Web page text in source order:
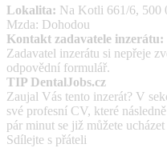
Lokalita: Na Kotli 661/6, 500
Mzda: Dohodou
Kontakt zadavatele inzerátu:
Zadavatel inzerátu si nepřeje
odpovědní formulář.
TIP DentalJobs.cz
Zaujal Vás tento inzerát? V
své profesní CV, které
pár minut se již můžete
Sdílejte s přáteli